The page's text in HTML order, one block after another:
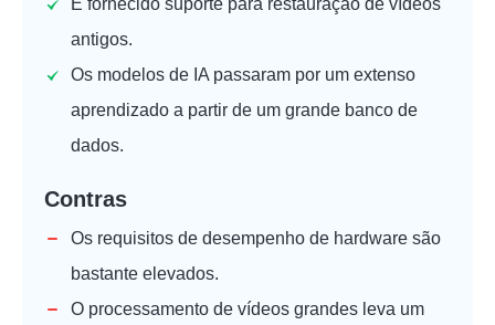
É fornecido suporte para restauração de vídeos
antigos.
Os modelos de IA passaram por um extenso
aprendizado a partir de um grande banco de
dados.
Contras
Os requisitos de desempenho de hardware são
bastante elevados.
O processamento de vídeos grandes leva um